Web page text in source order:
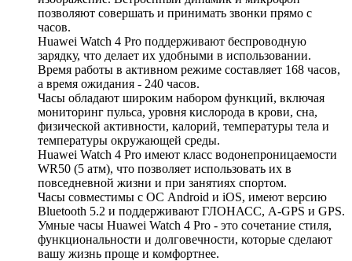
позволяют совершать и принимать звонки прямо с
часов.
Huawei Watch 4 Pro поддерживают беспроводную
зарядку, что делает их удобными в использовании.
Время работы в активном режиме составляет 168 часов,
а время ожидания - 240 часов.
Часы обладают широким набором функций, включая
мониторинг пульса, уровня кислорода в крови, сна,
физической активности, калорий, температуры тела и
температуры окружающей среды.
Huawei Watch 4 Pro имеют класс водонепроницаемости
WR50 (5 атм), что позволяет использовать их в
повседневной жизни и при занятиях спортом.
Часы совместимы с ОС Android и iOS, имеют версию
Bluetooth 5.2 и поддерживают ГЛОНАСС, A-GPS и GPS.
Умные часы Huawei Watch 4 Pro - это сочетание стиля,
функциональности и долговечности, которые сделают
вашу жизнь проще и комфортнее.